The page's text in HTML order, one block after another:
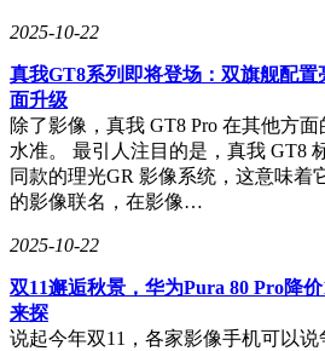
2025-10-22
真我GT8系列即将登场：双旗舰配
面升级
除了影像，真我 GT8 Pro 在其他方
水准。 最引人注目的是，真我 GT8
同款的理光GR 影像系统，这意味着
的影像联名，在影像…
2025-10-22
双11邂逅秋景，华为Pura 80 Pro降
来探
说起今年双11，各家影像手机可以